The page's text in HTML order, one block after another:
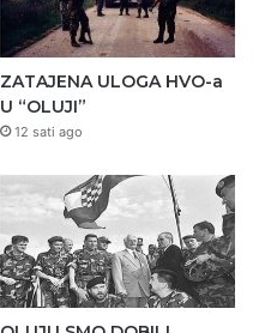
ZATAJENA ULOGA HVO-a
U “OLUJI”
12 sati ago